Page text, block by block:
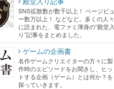
SNS拡散数が数千以上！ ページビュ
ー数万以上！ などなど。多くの人々
に読まれた、電ファミ渾身の“殿堂入
り”記事をまとめました。
ゲームの企画書
名作ゲームクリエイターの方々に製
作時のエピソードをお聞きし、ヒッ
トする企画（ゲーム）とは何か？を
探っていきます。